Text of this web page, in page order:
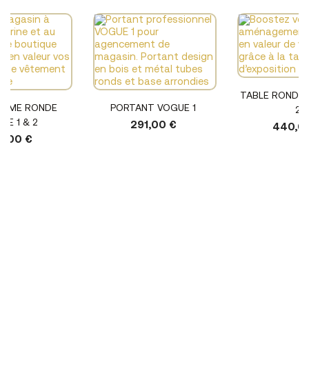
RONDE
1 & 2
€
PORTANT VOGUE 1
291,00 €
TABLE RONDE
2